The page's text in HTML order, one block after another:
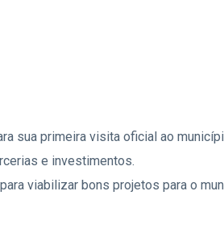
sua primeira visita oficial ao
e investimentos.
viabilizar bons projetos para o